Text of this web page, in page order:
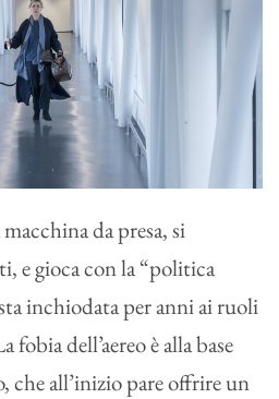
da presa, si
e gioca con la “politica
inchiodata per anni ai ruoli
dell’aereo è alla base
che all’inizio pare offrire un